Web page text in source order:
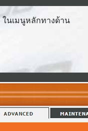
ในเมนูหลักทางด้าน